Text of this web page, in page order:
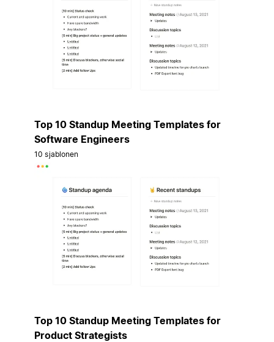
Top 10 Standup Meeting Templates for
Software Engineers
10 sjablonen
Top 10 Standup Meeting Templates for
Product Strategists